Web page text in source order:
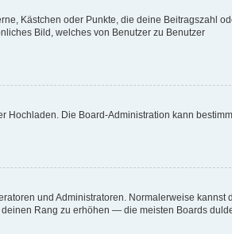
Kästchen oder Punkte, die deine Beitragszahl
Bild, welches von Benutzer zu Benutzer
Hochladen. Die Board-Administration kann
und Administratoren. Normalerweise kannst
Rang zu erhöhen — die meisten Boards